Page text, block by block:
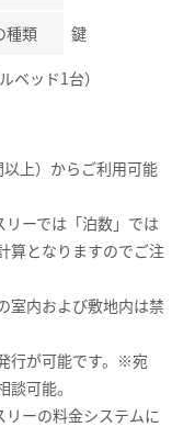
種類 鍵
ベッド1台）
上）からご利用可能
リーでは「泊数」では
算となりますのでご注
室内および敷地内は禁
行が可能です。※宛
可能。
リーの料金システムに